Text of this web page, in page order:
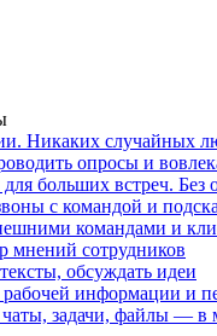
Никаких случайных
опросы и
больших встреч. Без
с командой и
командами и
мнений сотрудников
обсуждать идеи
информации и
задачи, файлы — в